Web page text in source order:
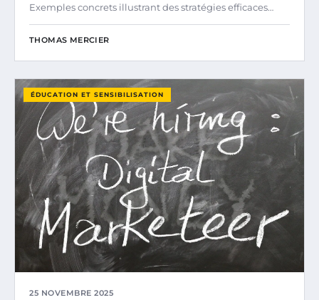
Exemples concrets illustrant des stratégies efficaces…
THOMAS MERCIER
ÉDUCATION ET SENSIBILISATION
25 NOVEMBRE 2025